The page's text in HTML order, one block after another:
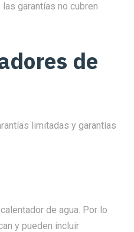
garantías no cubren
de
limitadas y garantías
de agua. Por lo
y pueden incluir